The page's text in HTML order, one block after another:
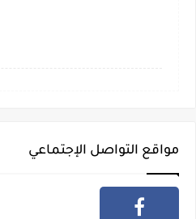
مواقع التواصل الإجتماعي